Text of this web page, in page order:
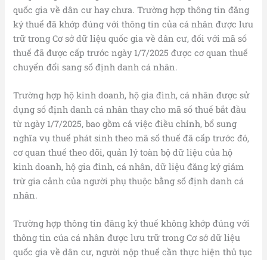
quốc gia về dân cư hay chưa. Trường hợp thông tin đăng
ký thuế đã khớp đúng với thông tin của cá nhân được lưu
trữ trong Cơ sở dữ liệu quốc gia về dân cư, đối với mã số
thuế đã được cấp trước ngày 1/7/2025 được cơ quan thuế
chuyển đổi sang số định danh cá nhân.
Trường hợp hộ kinh doanh, hộ gia đình, cá nhân được sử
dụng số định danh cá nhân thay cho mã số thuế bắt đầu
từ ngày 1/7/2025, bao gồm cả việc điều chỉnh, bổ sung
nghĩa vụ thuế phát sinh theo mã số thuế đã cấp trước đó,
cơ quan thuế theo dõi, quản lý toàn bộ dữ liệu của hộ
kinh doanh, hộ gia đình, cá nhân, dữ liệu đăng ký giảm
trừ gia cảnh của người phụ thuộc bằng số định danh cá
nhân.
Trường hợp thông tin đăng ký thuế không khớp đúng với
thông tin của cá nhân được lưu trữ trong Cơ sở dữ liệu
quốc gia về dân cư, người nộp thuế cần thực hiện thủ tục